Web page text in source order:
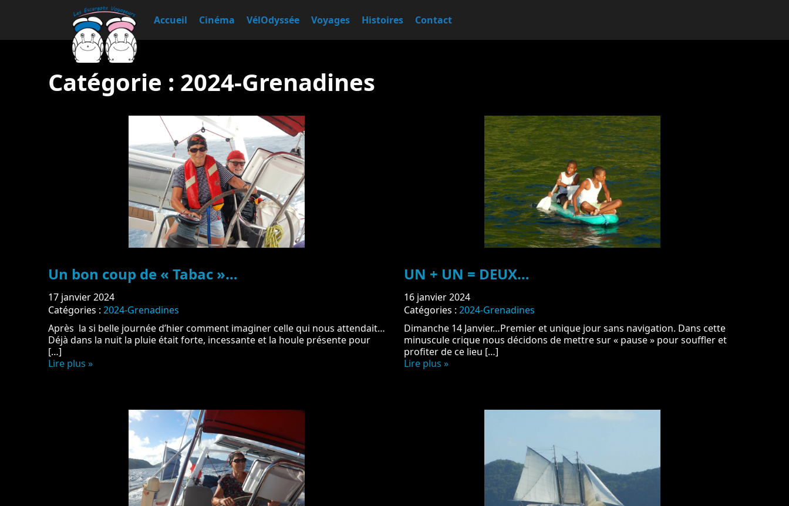
Accueil Cinéma VélOdyssée Voyages Histoires Contact
Catégorie : 2024-Grenadines
Un bon coup de « Tabac »…
17 janvier 2024
Catégories : 2024-Grenadines
Après la si belle journée d’hier comment imaginer celle qui nous attendait…
Déjà dans la nuit la pluie était forte, incessante et la houle présente pour
[…]
Lire plus »
UN + UN = DEUX…
16 janvier 2024
Catégories : 2024-Grenadines
Dimanche 14 Janvier…Premier et unique jour sans navigation. Dans cette
minuscule crique nous décidons de mettre sur « pause » pour souffler et
profiter de ce lieu […]
Lire plus »